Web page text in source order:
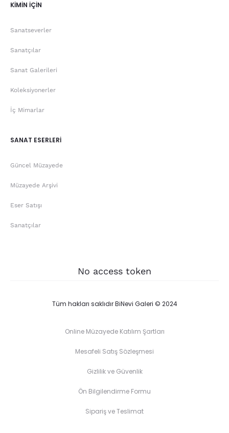
KİMİN İÇİN
Sanatseverler
Sanatçılar
Sanat Galerileri
Koleksiyonerler
İç Mimarlar
SANAT ESERLERİ
Güncel Müzayede
Müzayede Arşivi
Eser Satışı
Sanatçılar
No access token
Tüm hakları saklıdır BiNevi Galeri © 2024
Online Müzayede Katılım Şartları
Mesafeli Satış Sözleşmesi
Gizlilik ve Güvenlik
Ön Bilgilendirme Formu
Sipariş ve Teslimat